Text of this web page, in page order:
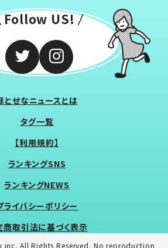
Follow US!
とせなニュースとは
タグ一覧
【利用規約】
ランキングSNS
ランキングNEWS
ライバシーポリシー
商取引法に基づく表示
All Rights Reserved. No reproduction